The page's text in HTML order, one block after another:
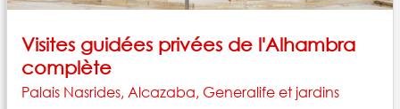
Visites guidées privées de l'Alhambra
complète
Palais Nasrides, Alcazaba, Generalife et jardins